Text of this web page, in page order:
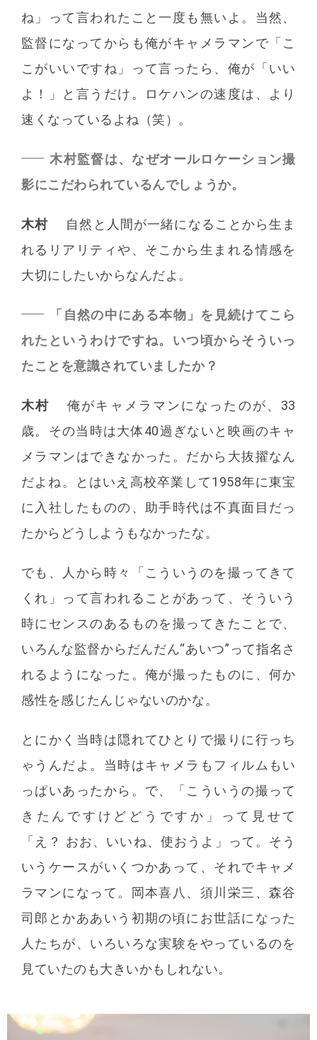
ね」って言われたこと一度も無いよ。当然、
監督になってからも俺がキャメラマンで「こ
こがいいですね」って言ったら、俺が「いい
よ！」と言うだけ。ロケハンの速度は、より
速くなっているよね（笑）。
木村監督は、なぜオールロケーション撮
影にこだわられているんでしょうか。
木村
自然と人間が一緒になることから生ま
れるリアリティや、そこから生まれる情感を
大切にしたいからなんだよ。
「自然の中にある本物」を見続けてこら
れたというわけですね。いつ頃からそういっ
たことを意識されていましたか？
木村
俺がキャメラマンになったのが、33
歳。その当時は大体40過ぎないと映画のキャ
メラマンはできなかった。だから大抜擢なん
だよね。とはいえ高校卒業して1958年に東宝
に入社したものの、助手時代は不真面目だっ
たからどうしようもなかったな。
でも、人から時々「こういうのを撮ってきて
くれ」って言われることがあって、そういう
時にセンスのあるものを撮ってきたことで、
いろんな監督からだんだん“あいつ”って指名さ
れるようになった。俺が撮ったものに、何か
感性を感じたんじゃないのかな。
とにかく当時は隠れてひとりで撮りに行っち
ゃうんだよ。当時はキャメラもフィルムもい
っぱいあったから。で、「こういうの撮って
きたんですけどどうですか」って見せて
「え？ おお、いいね、使おうよ」って。そう
いうケースがいくつかあって、それでキャメ
ラマンになって。岡本喜八、須川栄三、森谷
司郎とかああいう初期の頃にお世話になった
人たちが、いろいろな実験をやっているのを
見ていたのも大きいかもしれない。